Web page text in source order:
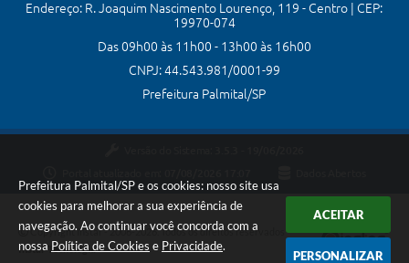
Prefeitura Palmital/SP e os cookies: nosso site usa
cookies para melhorar a sua experiência de
navegação. Ao continuar você concorda com a
nossa Política de Cookies e Privacidade.
ACEITAR
PERSONALIZAR
Endereço: R. Joaquim Nascimento Lourenço, 119 - Centro | CEP:
19970-074
Das 09h00 às 11h00 - 13h00 às 16h00
CNPJ: 44.543.981/0001-99
Prefeitura Palmital/SP
Copyright Instar - 2006-2026. Todos os direitos reservados -
Instar Tecnologia